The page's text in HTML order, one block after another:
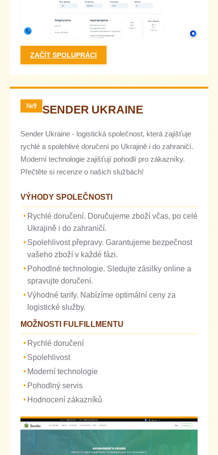
ZAČÍT SPOLUPRÁCI
№9 SENDER UKRAINE
Sender Ukraine - logistická společnost, která zajišťuje
rychlé a spolehlivé doručení po Ukrajině i do zahraničí.
Moderní technologie zajišťují pohodlí pro zákazníky.
Přečtěte si recenze o našich službách!
VÝHODY SPOLEČNOSTI
Rychlé doručení. Doručujeme zboží včas, po celé
Ukrajině i do zahraničí.
Spolehlivost přepravy. Garantujeme bezpečnost
vašeho zboží v každé fázi.
Pohodlné technologie. Sledujte zásilky online a
spravujte doručení.
Výhodné tarify. Nabízíme optimální ceny za
logistické služby.
MOŽNOSTI FULFILLMENTU
Rychlé doručení
Spolehlivost
Moderní technologie
Pohodlný servis
Hodnocení zákazníků